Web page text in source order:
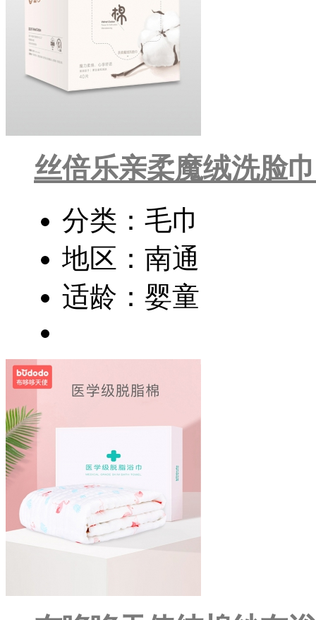
丝倍乐亲柔魔绒洗脸巾
分类：毛巾
地区：南通
适龄：婴童